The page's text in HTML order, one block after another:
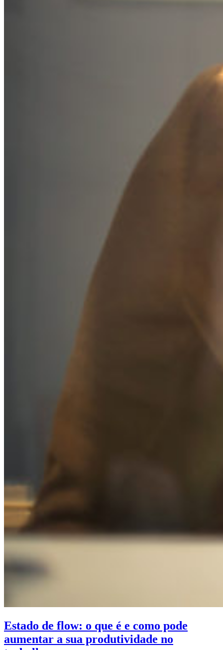
Estado de flow: o que é e como pode
aumentar a sua produtividade no